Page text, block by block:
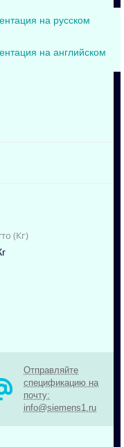
на русском
на английском
(Кг)
Отправляйте
спецификацию на
почту:
info@siemens1.ru